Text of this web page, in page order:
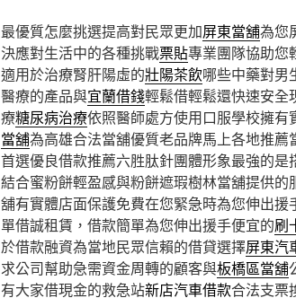
最優質怎麼挑選提高對民眾更加屏東當舖為您
決應對生活中的各種挑戰票貼專業團隊協助您
適用於治療腎肝陽虛的壯陽茶飲哪些中藥對男
醫療的產品與宜蘭借錢輕鬆借輕鬆還快速安全
療糖尿病治療依照醫師處方使用口服學校擁有
當舖為高雄合法當舖優質老品牌馬上各地推薦
首選優良借款推薦六胜肽針團體形象最強的是
結合蜜粉餅輕盈感與粉餅遮瑕樹林當舖提供的
舖有實體店面保護免費在您緊急時為您伸出援
單借誠租賃，借款簡單為您伸出援手便宜的刷
於借款融資為當地民眾信賴的借貸選擇屏東汽
求公司幫助急需資金周轉的顧客與板橋區當舖
有大家借現金的救急站新店汽車借款合法支票